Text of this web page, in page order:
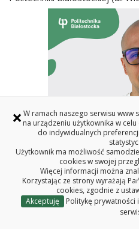
× W ramach naszego serwisu www
na urządzeniu użytkownika w
do indywidualnych
Użytkownik ma możliwość
cookies w swojej
Więcej informacji można
Korzystając ze strony wyrażają
cookies, zgodnie z
Akceptuję
Politykę prywatności